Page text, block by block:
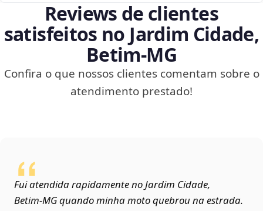
Reviews de clientes
satisfeitos no Jardim Cidade,
Betim‑MG
Confira o que nossos clientes comentam sobre o
atendimento prestado!
Fui atendida rapidamente no Jardim Cidade,
Betim‑MG quando minha moto quebrou na estrada.